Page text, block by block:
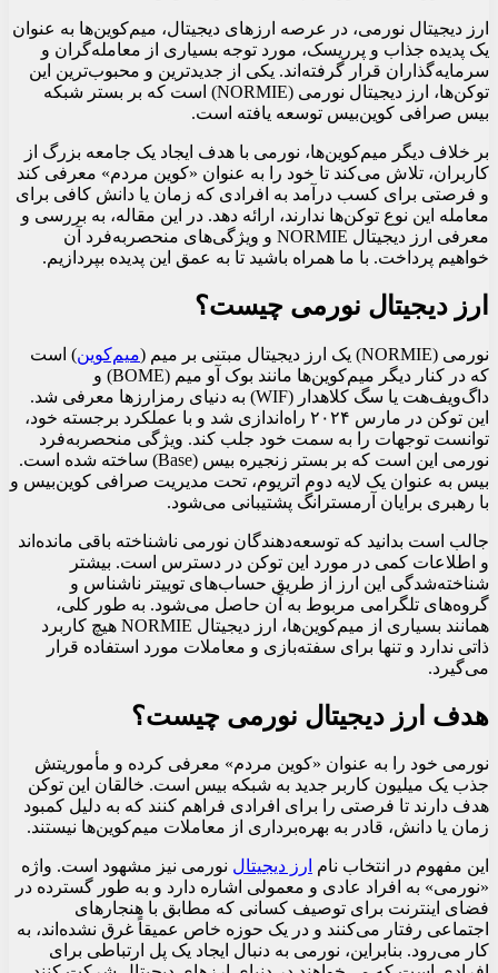
ارز دیجیتال نورمی، در عرصه ارزهای دیجیتال، میم‌کوین‌ها به عنوان
یک پدیده جذاب و پرریسک، مورد توجه بسیاری از معامله‌گران و
سرمایه‌گذاران قرار گرفته‌اند. یکی از جدیدترین و محبوب‌ترین این
توکن‌ها، ارز دیجیتال نورمی (NORMIE) است که بر بستر شبکه
بیس صرافی کوین‌بیس توسعه یافته است.
بر خلاف دیگر میم‌کوین‌ها، نورمی با هدف ایجاد یک جامعه بزرگ از
کاربران، تلاش می‌کند تا خود را به عنوان «کوین مردم» معرفی کند
و فرصتی برای کسب درآمد به افرادی که زمان یا دانش کافی برای
معامله این نوع توکن‌ها ندارند، ارائه دهد. در این مقاله، به بررسی و
معرفی ارز دیجیتال NORMIE و ویژگی‌های منحصربه‌فرد آن
خواهیم پرداخت. با ما همراه باشید تا به عمق این پدیده بپردازیم.
ارز دیجیتال نورمی چیست؟
نورمی (NORMIE) یک ارز دیجیتال مبتنی بر میم ( میم‌کوین) است
که در کنار دیگر میم‌کوین‌ها مانند بوک آو میم (BOME) و
داگ‌ویف‌هت یا سگ کلاهدار (WIF) به دنیای رمزارزها معرفی شد.
این توکن در مارس ۲۰۲۴ راه‌اندازی شد و با عملکرد برجسته خود،
توانست توجهات را به سمت خود جلب کند. ویژگی منحصربه‌فرد
نورمی این است که بر بستر زنجیره بیس (Base) ساخته شده است.
بیس به عنوان یک لایه دوم اتریوم، تحت مدیریت صرافی کوین‌بیس و
با رهبری برایان آرمسترانگ پشتیبانی می‌شود.
جالب است بدانید که توسعه‌دهندگان نورمی ناشناخته باقی مانده‌اند
و اطلاعات کمی در مورد این توکن در دسترس است. بیشتر
شناخته‌شدگی این ارز از طریق حساب‌های توییتر ناشناس و
گروه‌های تلگرامی مربوط به آن حاصل می‌شود. به طور کلی،
همانند بسیاری از میم‌کوین‌ها، ارز دیجیتال NORMIE هیچ کاربرد
ذاتی ندارد و تنها برای سفته‌بازی و معاملات مورد استفاده قرار
می‌گیرد.
هدف ارز دیجیتال نورمی چیست؟
نورمی خود را به عنوان «کوین مردم» معرفی کرده و مأموریتش
جذب یک میلیون کاربر جدید به شبکه بیس است. خالقان این توکن
هدف دارند تا فرصتی را برای افرادی فراهم کنند که به دلیل کمبود
زمان یا دانش، قادر به بهره‌برداری از معاملات میم‌کوین‌ها نیستند.
این مفهوم در انتخاب نام ارز دیجیتال نورمی نیز مشهود است. واژه
«نورمی» به افراد عادی و معمولی اشاره دارد و به طور گسترده در
فضای اینترنت برای توصیف کسانی که مطابق با هنجارهای
اجتماعی رفتار می‌کنند و در یک حوزه خاص عمیقاً غرق نشده‌اند، به
کار می‌رود. بنابراین، نورمی به دنبال ایجاد یک پل ارتباطی برای